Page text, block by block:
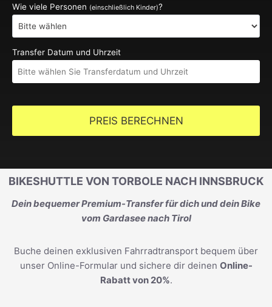
Wie viele Personen (einschließlich Kinder)?
Transfer Datum und Uhrzeit
PREIS BERECHNEN
BIKESHUTTLE VON TORBOLE NACH INNSBRUCK
Dein bequemer Premium-Transfer für dich und dein Bike
vom Gardasee nach Tirol
Buche deinen exklusiven Fahrradtransport bequem über
unser Online-Formular und sichere dir deinen Online-
Rabatt von 20%.